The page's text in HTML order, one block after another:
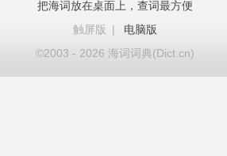
把海词放在桌面上，查词最方便
触屏版
|
电脑版
©2003 - 2026 海词词典(Dict.cn)